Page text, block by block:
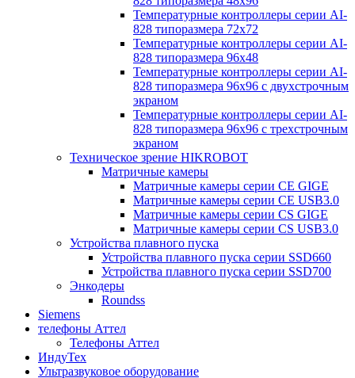
Температурные контроллеры серии AI-
828 типоразмера 72х72
Температурные контроллеры серии AI-
828 типоразмера 96х48
Температурные контроллеры серии AI-
828 типоразмера 96х96 с двухстрочным
экраном
Температурные контроллеры серии AI-
828 типоразмера 96х96 с трехстрочным
экраном
Техническое зрение HIKROBOT
Матричные камеры
Матричные камеры серии CE GIGE
Матричные камеры серии CE USB3.0
Матричные камеры серии CS GIGE
Матричные камеры серии CS USB3.0
Устройства плавного пуска
Устройства плавного пуска серии SSD660
Устройства плавного пуска серии SSD700
Энкодеры
Roundss
Siemens
телефоны Аттел
Телефоны Аттел
ИндуТех
Ультразвуковое оборудование